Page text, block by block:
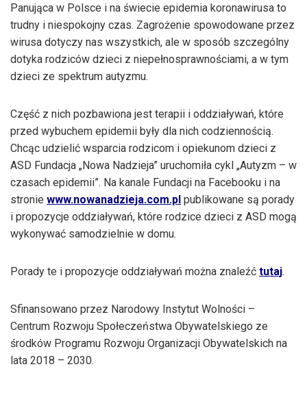
Panująca w Polsce i na świecie epidemia koronawirusa to
trudny i niespokojny czas. Zagrożenie spowodowane przez
wirusa dotyczy nas wszystkich, ale w sposób szczególny
dotyka rodziców dzieci z niepełnosprawnościami, a w tym
dzieci ze spektrum autyzmu.
Część z nich pozbawiona jest terapii i oddziaływań, które
przed wybuchem epidemii były dla nich codziennością.
Chcąc udzielić wsparcia rodzicom i opiekunom dzieci z
ASD Fundacja „Nowa Nadzieja” uruchomiła cykl „Autyzm – w
czasach epidemii”. Na kanale Fundacji na Facebooku i na
stronie www.nowanadzieja.com.pl publikowane są porady
i propozycje oddziaływań, które rodzice dzieci z ASD mogą
wykonywać samodzielnie w domu.
Porady te i propozycje oddziaływań można znaleźć tutaj.
Sfinansowano przez Narodowy Instytut Wolności –
Centrum Rozwoju Społeczeństwa Obywatelskiego ze
środków Programu Rozwoju Organizacji Obywatelskich na
lata 2018 – 2030.